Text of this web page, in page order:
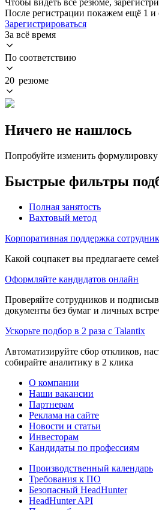
После регистрации покажем ещё 1 и
Зарегистрироваться
За всё время
По соответствию
20 резюме
Ничего не нашлось
Попробуйте изменить
Быстрые фильтры
Полная занятость
Вахтовый метод
Корпоративная поддержка
Какой соцпакет вы предлагаете
Оформляйте кандидатов онлайн
Проверяйте сотрудников и
документы без бумаг и личных
Ускорьте подбор в 2 раза с Talantix
Автоматизируйте сбор откликов,
собирайте аналитику в 2 клика
О компании
Наши вакансии
Партнерам
Реклама на сайте
Новости и статьи
Инвесторам
Кандидаты по профессиям
Производственный календарь
Требования к ПО
Безопасный HeadHunter
HeadHunter API